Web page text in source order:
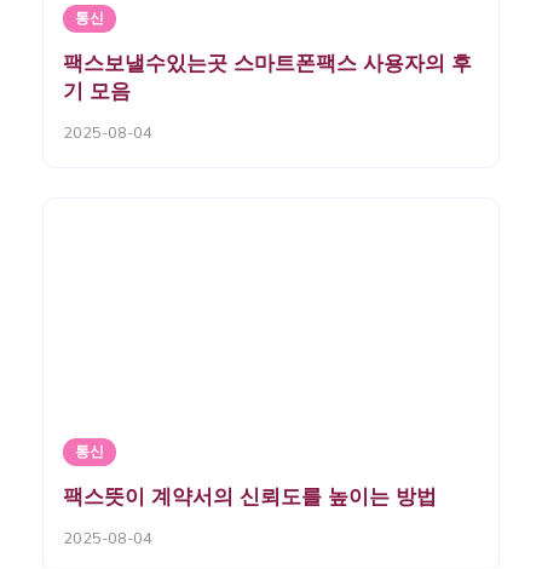
통신
팩스보낼수있는곳 스마트폰팩스 사용자의 후
기 모음
2025-08-04
통신
팩스뜻이 계약서의 신뢰도를 높이는 방법
2025-08-04